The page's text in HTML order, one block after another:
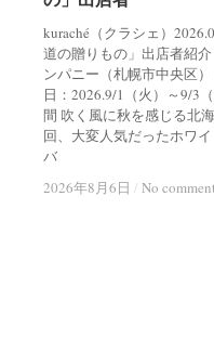
kuraché（クラシェ）
道の贈りもの」出店者紹介
ンパニー（札幌市中央区
日：2026.9/1（火）～9/3
間 吹く風に秋を感じる北
回、大変人気だったホワ
バ
2026年8月6日 / No
2026年8月6日 / No